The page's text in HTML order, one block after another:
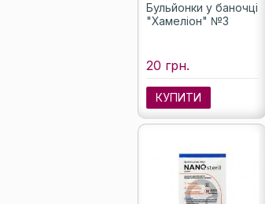
Бульйонки у баночці
"Хамеліон" №3
20 грн.
КУПИТИ